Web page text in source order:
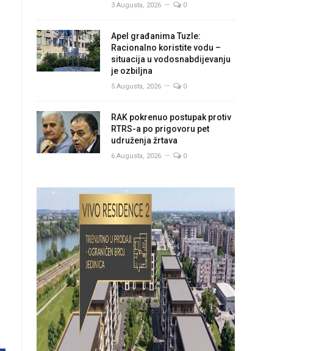
3 Augusta, 2026 0
Apel građanima Tuzle:
Racionalno koristite vodu –
situacija u vodosnabdijevanju
je ozbiljna
5 Augusta, 2026 0
RAK pokrenuo postupak protiv
RTRS-a po prigovoru pet
udruženja žrtava
6 Augusta, 2026 0